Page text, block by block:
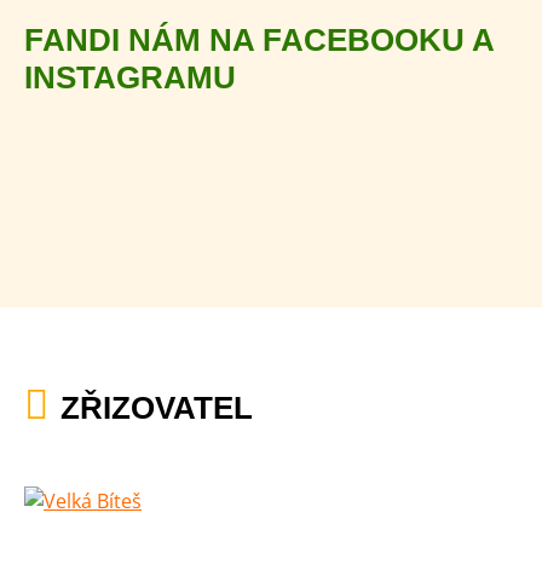
FANDI NÁM NA FACEBOOKU A
INSTAGRAMU
ZŘIZOVATEL